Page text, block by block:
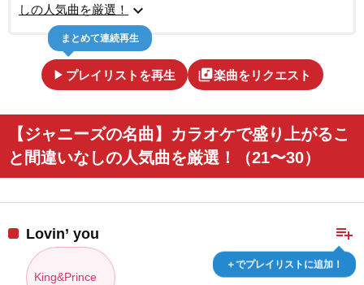
しの人気曲を厳選！
expand_more
play_arrow プレイリストを再生
まとめて連続再生
library_music楽曲をリクエスト
【ジャニーズの名曲】カラオケで盛り上がるこ
と間違いなしの人気曲を厳選！（21〜30）
playlist_add
＋でプレイリストに追加！
Lovin’ you
King&Prince